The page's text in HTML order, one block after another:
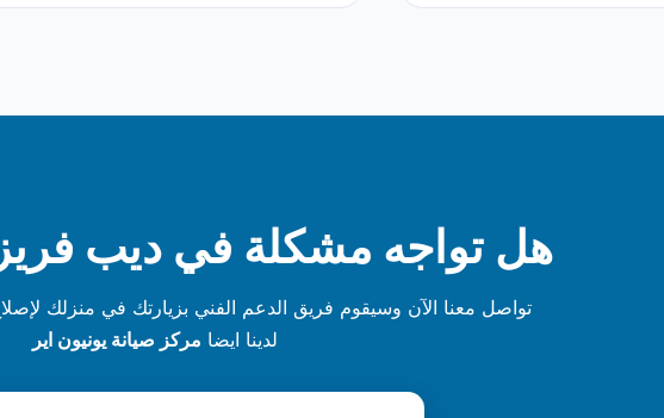
هل تواجه مشكلة في ديب
تواصل معنا الآن وسيقوم فريق الدعم الفني بزيارتك في منزلك
لدينا ايضا مركز صيانة يونيون اير